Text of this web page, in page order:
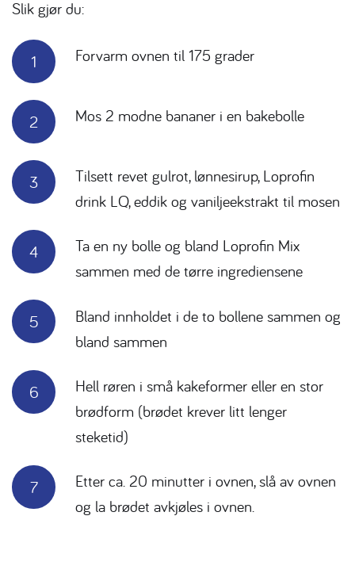
Slik gjør du:
Forvarm ovnen til 175 grader
Mos 2 modne bananer i en bakebolle
Tilsett revet gulrot, lønnesirup, Loprofin
drink LQ, eddik og vaniljeekstrakt til mosen
Ta en ny bolle og bland Loprofin Mix
sammen med de tørre ingrediensene
Bland innholdet i de to bollene sammen og
bland sammen
Hell røren i små kakeformer eller en stor
brødform (brødet krever litt lenger
steketid)
Etter ca. 20 minutter i ovnen, slå av ovnen
og la brødet avkjøles i ovnen.